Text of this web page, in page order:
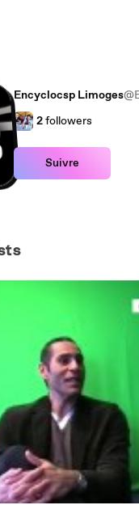
Encyclocsp Limoges
2followers
Suivre